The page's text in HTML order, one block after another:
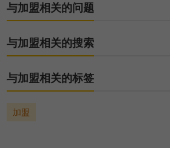
与加盟相关的问题
与加盟相关的搜索
与加盟相关的标签
加盟